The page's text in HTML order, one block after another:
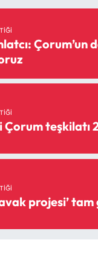
Çorum’un
teşkilatı
‘Şişme